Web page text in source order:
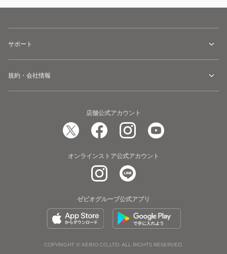
サポート
規約・会社情報
店舗公式アカウント
オンラインストア公式アカウント
ゼビオグループ公式アプリ
COPYRIGHT © XEBIO CO.,LTD. ALL RIGHTS RESERVED.